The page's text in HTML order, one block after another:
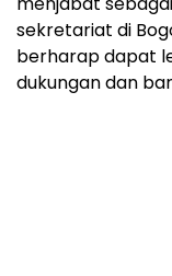
sekretariat di
berharap dapat
dukungan dan